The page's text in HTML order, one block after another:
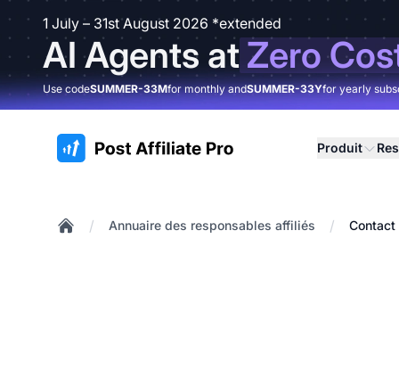
1 July – 31st August 2026 *extended
AI Agents atZero
Use codeSUMMER-33Mfor monthly andSUMMER-33Yfor yearly
:site.title Produit
/ Annuaire des responsables affiliés /